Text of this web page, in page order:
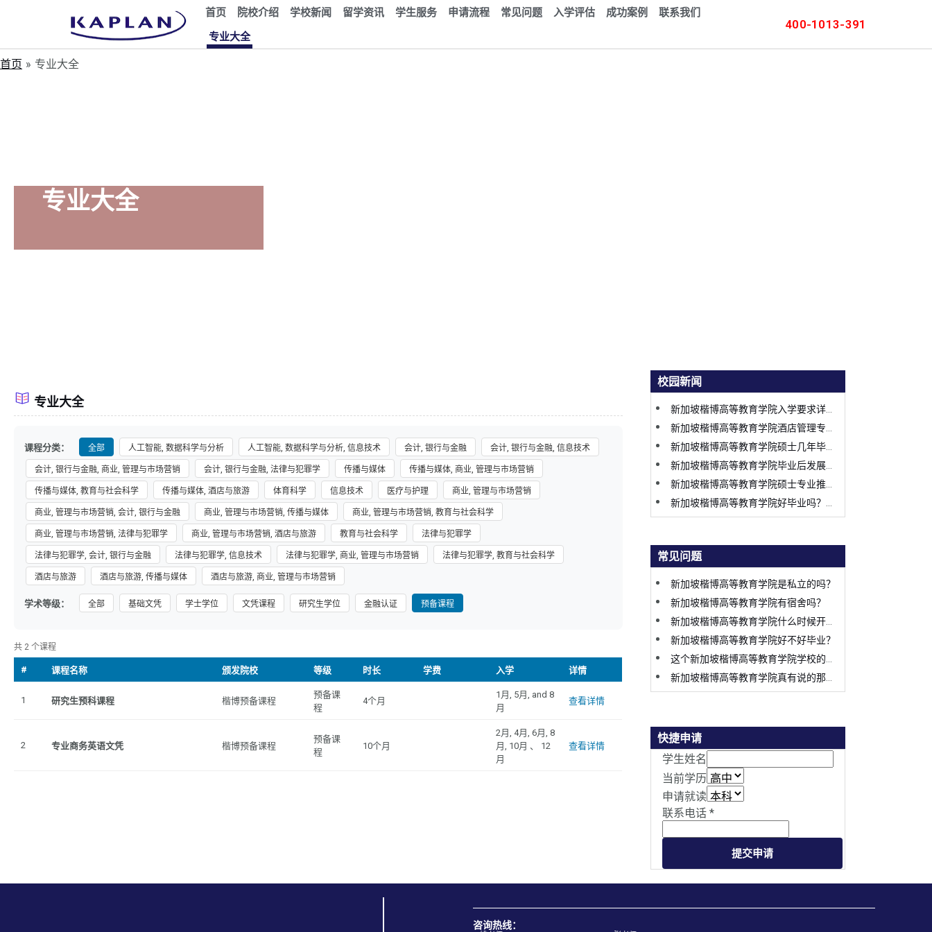
首页 院校介绍 学校新闻 留学资讯 学生服务 申请流程 常见问题 入学评估 成功案例
联系我们
专业大全
400-1013-391
首页 专业大全
专业大全
专业大全
课程分类： 全部 人工智能, 数据科学与分析 人工智能, 数据科学与分析, 信息技术 会计, 银行与金融 会计, 银行与金融, 信息技术
会计, 银行与金融, 商业, 管理与市场营销 会计, 银行与金融, 法律与犯罪学 传播与媒体 传播与媒体, 商业, 管理与市场营销
传播与媒体, 教育与社会科学 传播与媒体, 酒店与旅游 体育科学 信息技术 医疗与护理 商业, 管理与市场营销
商业, 管理与市场营销, 会计, 银行与金融 商业, 管理与市场营销, 传播与媒体 商业, 管理与市场营销, 教育与社会科学
商业, 管理与市场营销, 法律与犯罪学 商业, 管理与市场营销, 酒店与旅游 教育与社会科学 法律与犯罪学
法律与犯罪学, 会计, 银行与金融 法律与犯罪学, 信息技术 法律与犯罪学, 商业, 管理与市场营销 法律与犯罪学, 教育与社会科学
酒店与旅游 酒店与旅游, 传播与媒体 酒店与旅游, 商业, 管理与市场营销
学术等级： 全部 基础文凭 学士学位 文凭课程 研究生学位 金融认证 预备课程
共 2 个课程
# 课程名称 颁发院校 等级 时长 学费 入学 详情
1 研究生预科课程 楷博预备课程
预备课
程
4个月
1月, 5月, and 8
月
查看详情
2 专业商务英语文凭 楷博预备课程
预备课
程
10个月
2月, 4月, 6月, 8
月, 10月 、 12
月
查看详情
校园新闻
新加坡楷博高等教育学院入学要求详细整理，申请前一定要提前了解
新加坡楷博高等教育学院硕士几年毕业？时间规划原来这么关键
新加坡楷博高等教育学院毕业后发展好吗？很多学生看完才决定申请
常见问题
新加坡楷博高等教育学院是私立的吗？
新加坡楷博高等教育学院有宿舍吗？
新加坡楷博高等教育学院什么时候开学，要怎么才申请？
新加坡楷博高等教育学院好不好毕业？
新加坡楷博高等教育学院真有说的那么好吗？
快捷申请
学生姓名
当前学历
申请就读
联系电话 *
提交申请
咨询热线：